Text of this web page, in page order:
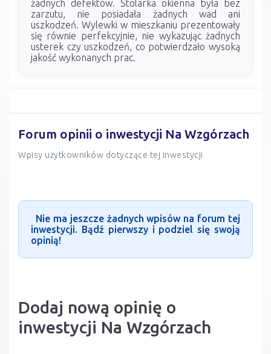
żadnych defektów. Stolarka okienna była bez
zarzutu, nie posiadała żadnych wad ani
uszkodzeń. Wylewki w mieszkaniu prezentowały
się równie perfekcyjnie, nie wykazując żadnych
usterek czy uszkodzeń, co potwierdzało wysoką
jakość wykonanych prac.
Forum opinii o inwestycji Na Wzgórzach
Wpisy użytkowników dotyczące tej inwestycji
Nie ma jeszcze żadnych wpisów na forum tej
inwestycji. Bądź pierwszy i podziel się swoją
opinią!
Dodaj nową opinię o
inwestycji Na Wzgórzach